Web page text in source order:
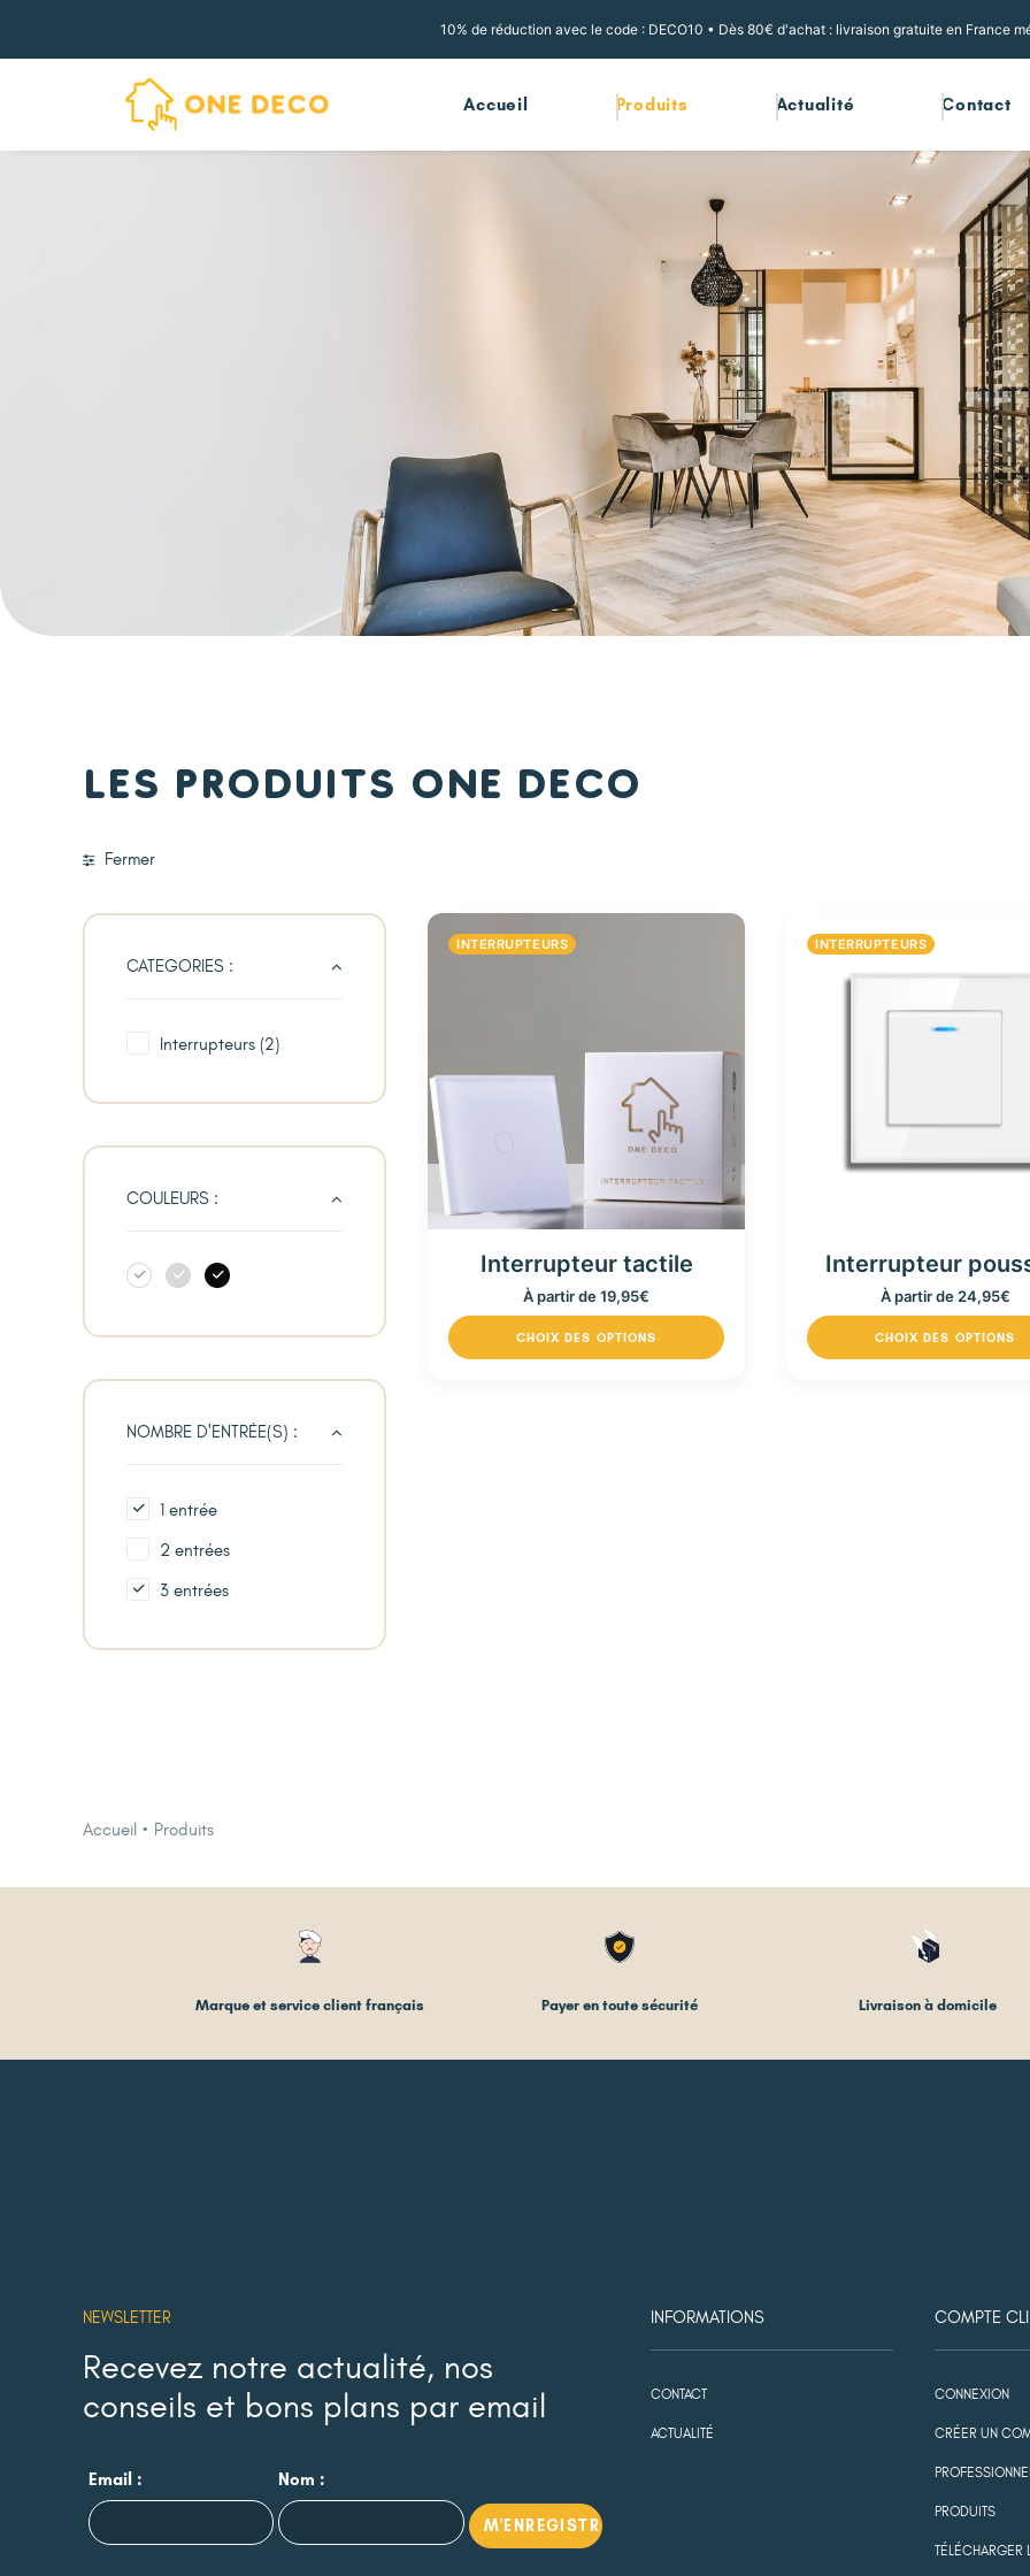
10% de réduction avec le code : DECO10 • Dès 80€ d'achat : livraison gratuite en France
Accueil Produits Actualité Contact
Les produits One Deco
Fermer
CATEGORIES :
Interrupteurs (2)
COULEURS :
NOMBRE D'ENTRÉE(S) :
1 entrée
2 entrées
3 entrées
INTERRUPTEURS
Interrupteur tactile
À partir de19,95€
CHOIX DES OPTIONS
INTERRUPTEURS
Interrupteur
À partir de 24,95€
CHOIX DES OPTIONS
Accueil Produits
Marque et service client français Payer en toute sécurité Livraison à domicile
NEWSLETTER
Recevez notre actualité, nos
conseils et bons plans par email
Email : Nom :
INFORMATIONS
CONTACT
ACTUALITÉ
COMPTE
CONNEXION
CRÉER UN
PRODUITS
TÉLÉCHARGER